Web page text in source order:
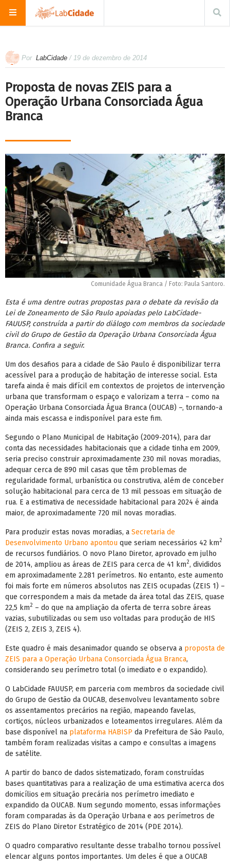
Por LabCidade / 19 de dezembro de 2014
Proposta de novas ZEIS para a
Operação Urbana Consorciada Água
Branca
Comunidade Água Branca / Foto: Paula Santoro.
Esta é uma dentre outras propostas para o debate da revisão da
Lei de Zoneamento de São Paulo apoiadas pelo LabCidade-
FAUUSP, construída a partir do diálogo com membros da sociedade
civil do Grupo de Gestão da Operação Urbana Consorciada Água
Branca. Confira a seguir.
Um dos desafios para a cidade de São Paulo é disponibilizar terra
acessível para a produção de habitação de interesse social. Esta
tarefa ainda é mais difícil em contextos de projetos de intervenção
urbana que transformam o espaço e valorizam a terra – como na
Operação Urbana Consorciada Água Branca (OUCAB) –, tornando-a
ainda mais escassa e indisponível para este fim.
Segundo o Plano Municipal de Habitação (2009-2014), para dar
conta das necessidades habitacionais que a cidade tinha em 2009,
seria preciso construir aproximadamente 230 mil novas moradias,
adequar cerca de 890 mil casas que têm problemas de
regularidade formal, urbanística ou construtiva, além de conceber
solução habitacional para cerca de 13 mil pessoas em situação de
rua. E a estimativa de necessidade habitacional para 2024 é ainda
maior, de aproximadamente 720 mil novas moradias.
Para produzir estas novas moradias, a Secretaria de
Desenvolvimento Urbano apontou que seriam necessários 42 km2
de recursos fundiários. O novo Plano Diretor, aprovado em julho
de 2014, ampliou as áreas de ZEIS para cerca de 41 km2, divididos
em aproximadamente 2.281 perímetros. No entanto, este aumento
foi mais forte em números absolutos nas ZEIS ocupadas (ZEIS 1) –
que correspondem a mais da metade da área total das ZEIS, quase
22,5 km2 – do que na ampliação da oferta de terra sobre áreas
vazias, subutilizadas ou sem uso voltadas para produção de HIS
(ZEIS 2, ZEIS 3, ZEIS 4).
Este quadro é mais desanimador quando se observa a proposta de
ZEIS para a Operação Urbana Consorciada Água Branca,
considerando seu perímetro total (o imediato e o expandido).
O LabCidade FAUUSP, em parceria com membros da sociedade civil
do Grupo de Gestão da OUCAB, desenvolveu levantamento sobre
os assentamentos precários na região, mapeando favelas,
cortiços, núcleos urbanizados e loteamentos irregulares. Além da
base disponível na plataforma HABISP da Prefeitura de São Paulo,
também foram realizadas visitas a campo e consultas a imagens
de satélite.
A partir do banco de dados sistematizado, foram construídas
bases quantitativas para a realização de uma estimativa acerca dos
domicílios em situação precária nos perímetro imediato e
expandido da OUCAB. Num segundo momento, essas informações
foram comparadas às da Operação Urbana e aos perímetros de
ZEIS do Plano Diretor Estratégico de 2014 (PDE 2014).
O quadro comparativo resultante desse trabalho tornou possível
elencar alguns pontos importantes. Um deles é que a OUCAB